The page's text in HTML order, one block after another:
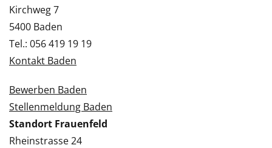
Kirchweg 7
5400 Baden
Tel.: 056 419 19 19
Kontakt Baden
Bewerben Baden
Stellenmeldung Baden
Standort Frauenfeld
Rheinstrasse 24